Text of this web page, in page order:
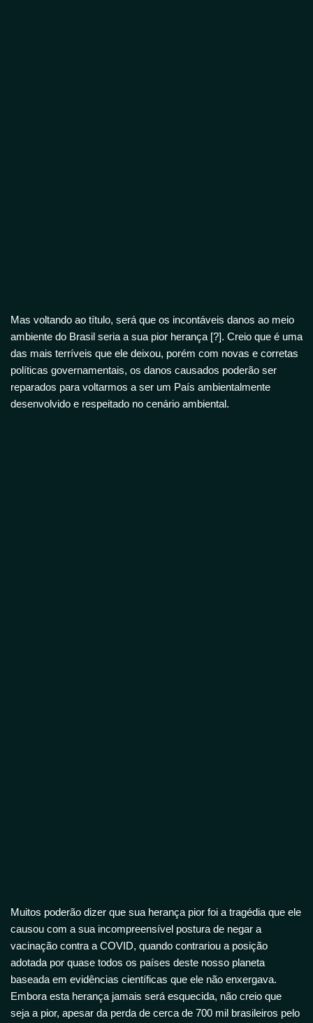
Mas voltando ao título, será que os incontáveis danos ao meio
ambiente do Brasil seria a sua pior herança [?]. Creio que é uma
das mais terríveis que ele deixou, porém com novas e corretas
políticas governamentais, os danos causados poderão ser
reparados para voltarmos a ser um País ambientalmente
desenvolvido e respeitado no cenário ambiental.
Muitos poderão dizer que sua herança pior foi a tragédia que ele
causou com a sua incompreensível postura de negar a
vacinação contra a COVID, quando contrariou a posição
adotada por quase todos os países deste nosso planeta
baseada em evidências científicas que ele não enxergava.
Embora esta herança jamais será esquecida, não creio que
seja a pior, apesar da perda de cerca de 700 mil brasileiros pelo